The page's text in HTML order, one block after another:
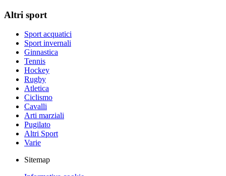
Altri sport
Sport acquatici
Sport invernali
Ginnastica
Tennis
Hockey
Rugby
Atletica
Ciclismo
Cavalli
Arti marziali
Pugilato
Altri Sport
Varie
Sitemap